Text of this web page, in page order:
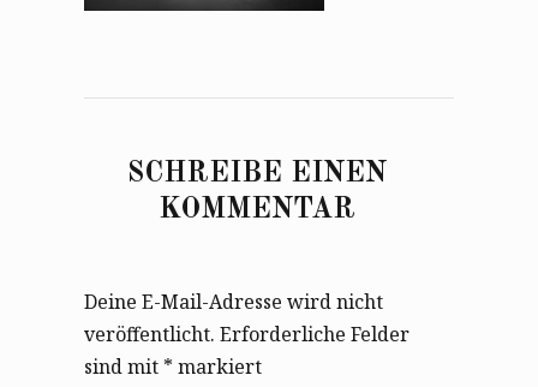
SCHREIBE EINEN
KOMMENTAR
Deine E-Mail-Adresse wird nicht
veröffentlicht. Erforderliche Felder
sind mit * markiert